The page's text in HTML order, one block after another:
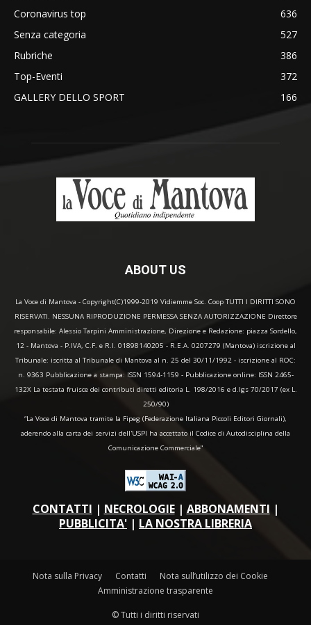
Coronavirus top
636
Senza categoria
527
Rubriche
386
Top-Eventi
372
GALLERY DELLO SPORT
166
ABOUT US
La Voce di Mantova - Copyright(C)1999-2019 Vidiemme Soc. Coop TUTTI I DIRITTI SONO
RISERVATI. NESSUNA RIPRODUZIONE PERMESSA SENZA AUTORIZZAZIONE Direttore
responsabile: Alessio Tarpini Amministrazione, Direzione e Redazione: piazza Sordello,
12 - Mantova - P.IVA, C.F. e R.I. 01898140205 - R.E.A. 0207279 (Mantova) iscrizione al
Tribunale: iscritta al Tribunale di Mantova al n. 25 del 30/11/1992 - iscrizione al ROC:
n. 9363 Pubblicazione a stampa: ISSN 1594-1159 - Pubblicazione online: ISSN 2465-
132X La testata fruisce dei contributi diretti editoria L. 198/2016 e d.lgs 70/2017 (ex L.
250/90)
“La Voce di Mantova tramite la Fipeg (Federazione Italiana Piccoli Editori Giornali),
aderendo alla carta dei servizi dell'USPI ha accettato il Codice di Autodisciplina della
Comunicazione Commerciale"
CONTATTI | NECROLOGIE| ABBONAMENTI |
PUBBLICITA' | LA NOSTRA LIBRERIA
Nota sulla Privacy Contatti
Nota sull’utilizzo dei Cookie
Amministrazione trasparente
© Tutti i diritti riservati